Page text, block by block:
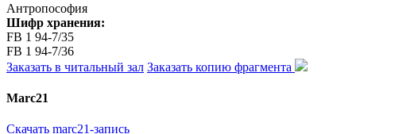
Антропософия
Шифр хранения:
FB 1 94-7/35
FB 1 94-7/36
Заказать в читальный зал Заказать копию фрагмента
Marc21
Скачать marc21-запись